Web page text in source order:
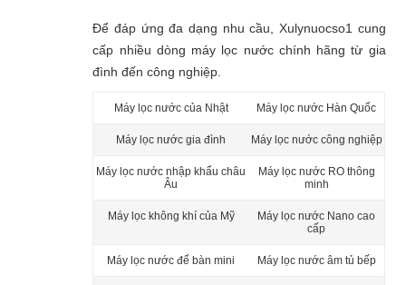
Để đáp ứng đa dạng nhu cầu, Xulynuocso1 cung
cấp nhiều dòng máy lọc nước chính hãng từ gia
đình đến công nghiệp.
Máy lọc nước của Nhật Máy lọc nước Hàn Quốc
Máy lọc nước gia đình Máy lọc nước công nghiệp
Máy lọc nước nhập khẩu châu
Âu
Máy lọc nước RO thông
minh
Máy lọc không khí của Mỹ
Máy lọc nước Nano cao
cấp
Máy lọc nước để bàn mini Máy lọc nước âm tủ bếp